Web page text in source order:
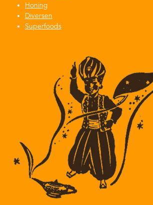
Honing
Diversen
Superfoods